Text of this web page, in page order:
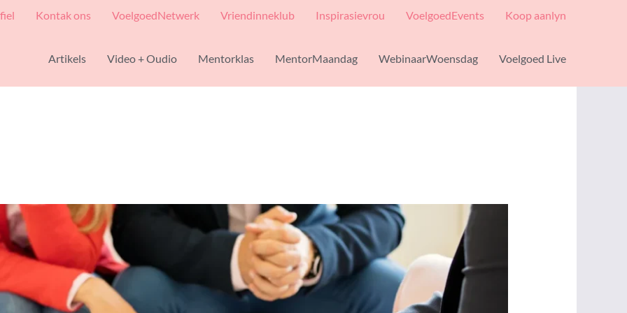
Kontak ons VoelgoedNetwerk Vriendinneklub Inspirasievrou VoelgoedEvents Koop aanlyn
Artikels Video + Oudio Mentorklas MentorMaandag WebinaarWoensdag Voelgoed Live